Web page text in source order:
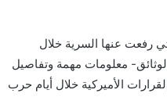
رفعت عنها السرية خلال
معلومات مهمة وتفاصيل
الأميركية خلال أيام حرب